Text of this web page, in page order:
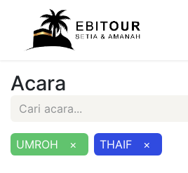
Acara
UMROH × THAIF ×